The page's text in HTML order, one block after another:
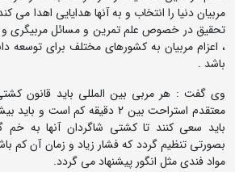
مربیان دنیا را انتخاب و به آنها هدایایی اهدا می
تحقیق در خصوص علم تمرین و مسائل مربیگری و
، اعزام مربیان به کشورهای مختلف برای توسعه
باشد .
وی گفت : هر مربی بین المللی باید قانون
معتقدم استراحت بین 2 دقیقه کم
باید سعی کنند تا کشتی شاگردان آنها به خم
بصورتی تنظیم گردد که فشار زیاد و زمان آن کم
مواد فندی مثل انگور پیشنهاد می گردد.